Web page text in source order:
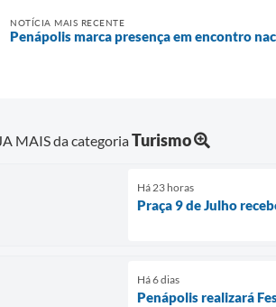
NOTÍCIA MAIS RECENTE
Penápolis marca presença em encontro
MAIS da categoriaTurismo
Há 23 horas
Praça 9 de Julho
Há 6 dias
Penápolis realizará